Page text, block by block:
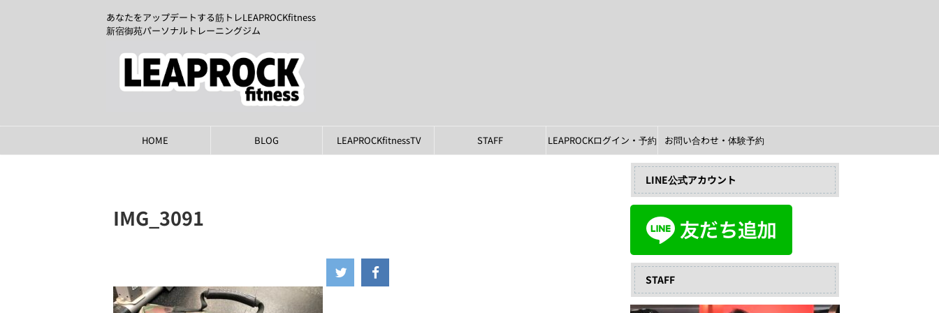
あなたをアップデートする筋トレLEAPROCKfitness
新宿御苑パーソナルトレーニングジム
HOME BLOG LEAPROCKfitnessTV STAFF LEAPROCKログイン・予約 お問い合わせ・体験予約
IMG_3091
LINE公式アカウント
STAFF